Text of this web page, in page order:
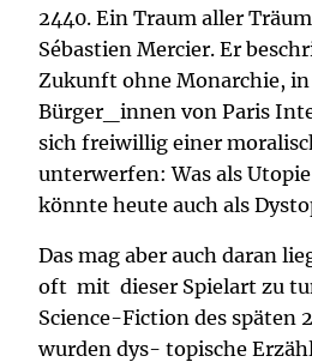
2440. Ein Traum aller
Sébastien Mercier. Er
Zukunft ohne Monarchie, in
Bürger_innen von Paris
sich freiwillig einer
unterwerfen: Was als
könnte heute auch als
Das mag aber auch daran
oft mit dieser Spielart zu
Science-Fiction des späten
wurden dys- topische